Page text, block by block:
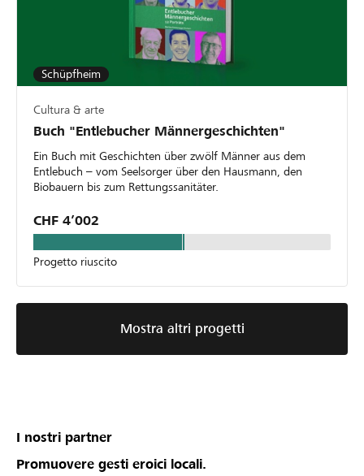
Schüpfheim
Cultura & arte
Buch "Entlebucher Männergeschichten"
Ein Buch mit Geschichten über zwölf Männer aus dem
Entlebuch – vom Seelsorger über den Hausmann, den
Biobauern bis zum Rettungssanitäter.
CHF 4’002
Progetto riuscito
Mostra altri progetti
I nostri partner
Promuovere gesti eroici locali.